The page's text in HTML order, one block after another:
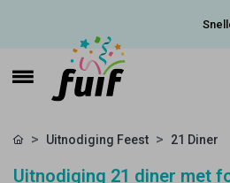
Uitnodiging Feest 21 Diner
Uitnodiging 21 diner met